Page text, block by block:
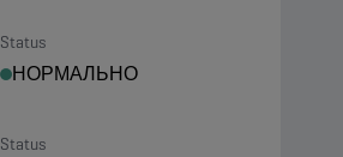
Status
НОРМАЛЬНО
Status